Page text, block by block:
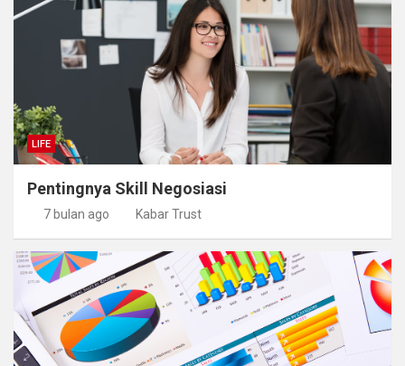
LIFE
Pentingnya Skill Negosiasi
7 bulan ago Kabar Trust